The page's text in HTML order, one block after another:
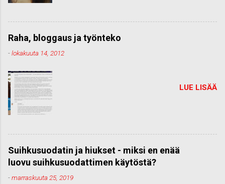
Raha, bloggaus ja työnteko
-lokakuuta 14, 2012
LUE LISÄÄ
Suihkusuodatin ja hiukset - miksi en enää
luovu suihkusuodattimen käytöstä?
-marraskuuta 25, 2019